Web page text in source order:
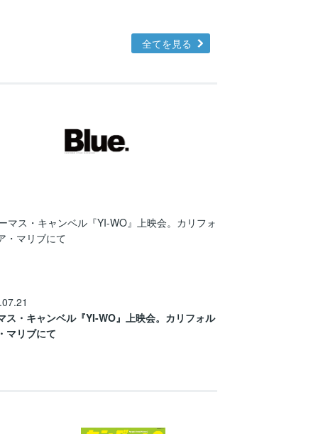
全てを見る
ス・キャンベル『YI-WO』上映会。カリフォル
マリブにて